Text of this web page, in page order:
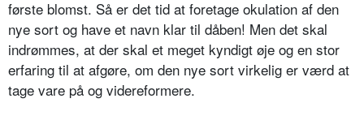
første blomst. Så er det tid at foretage okulation af den
nye sort og have et navn klar til dåben! Men det skal
indrømmes, at der skal et meget kyndigt øje og en stor
erfaring til at afgøre, om den nye sort virkelig er værd at
tage vare på og videreformere.